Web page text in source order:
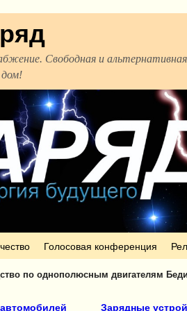
Свободная и
Голосовая конференция
по однополюсным двигателям
Зарядные